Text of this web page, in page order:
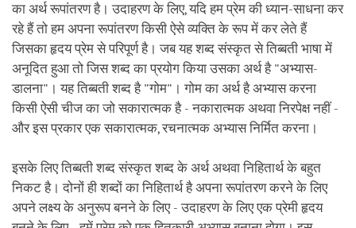
का अर्थ रूपांतरण है। उदाहरण के लिए, यदि हम प्रेम की ध्यान-साधना कर
रहे हैं तो हम अपना रूपांतरण किसी ऐसे व्यक्ति के रूप में कर लेते हैं
जिसका हृदय प्रेम से परिपूर्ण है। जब यह शब्द संस्कृत से तिब्बती भाषा में
अनूदित हुआ तो जिस शब्द का प्रयोग किया उसका अर्थ है "अभ्यास-
डालना"। यह तिब्बती शब्द है "गोम"। गोम का अर्थ है अभ्यास करना
किसी ऐसी चीज का जो सकारात्मक है - नकारात्मक अथवा निरपेक्ष नहीं -
और इस प्रकार एक सकारात्मक, रचनात्मक अभ्यास निर्मित करना।
इसके लिए तिब्बती शब्द संस्कृत शब्द के अर्थ अथवा निहितार्थ के बहुत
निकट है। दोनों ही शब्दों का निहितार्थ है अपना रूपांतरण करने के लिए
अपने लक्ष्य के अनुरूप बनने के लिए - उदाहरण के लिए एक प्रेमी हृदय